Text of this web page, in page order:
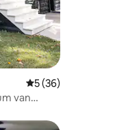
Gemiddelde
5 (36)
van